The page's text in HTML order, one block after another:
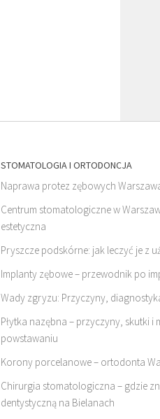
STOMATOLOGIA I ORTODONCJA
Naprawa protez zębowych
Centrum stomatologiczne w
estetyczna
Pryszcze podskórne: jak leczyć je z
Implanty zębowe – przewodnik po
Wady zgryzu: Przyczyny,
Płytka nazębna – przyczyny, skutki
powstawaniu
Korony porcelanowe – ortodonta
Chirurgia stomatologiczna – gdzie
dentystyczną na Bielanach